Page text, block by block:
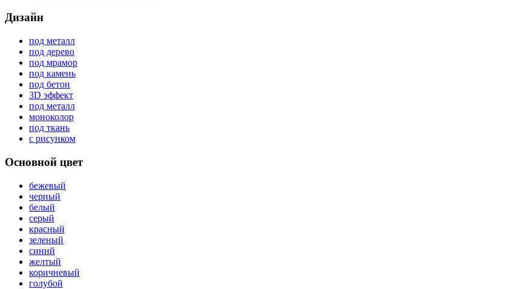
Дизайн
под металл
под дерево
под мрамор
под камень
под бетон
3D эффект
под металл
моноколор
под ткань
с рисунком
Основной цвет
бежевый
черный
белый
серый
красный
зеленый
синий
желтый
коричневый
голубой